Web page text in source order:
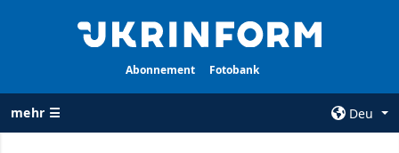
Abonnement Fotobank
mehr ☰
Deu